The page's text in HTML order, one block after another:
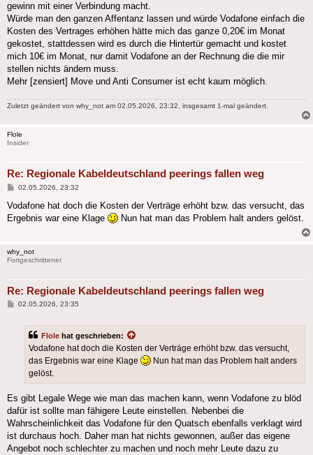
gewinn mit einer Verbindung macht.
Würde man den ganzen Affentanz lassen und würde Vodafone einfach die
Kosten des Vertrages erhöhen hätte mich das ganze 0,20€ im Monat
gekostet, stattdessen wird es durch die Hintertür gemacht und kostet
mich 10€ im Monat, nur damit Vodafone an der Rechnung die die mir
stellen nichts ändern muss.
Mehr [zensiert] Move und Anti Consumer ist echt kaum möglich.
Zuletzt geändert von why_not am 02.05.2026, 23:32, insgesamt 1-mal geändert.
Flole
Insider
Re: Regionale Kabeldeutschland peerings fallen weg
Beitrag
02.05.2026, 23:32
Vodafone hat doch die Kosten der Verträge erhöht bzw. das versucht, das
Ergebnis war eine Klage
Nun hat man das Problem halt anders gelöst.
why_not
Fortgeschrittener
Re: Regionale Kabeldeutschland peerings fallen weg
Beitrag
02.05.2026, 23:35
Flole hat geschrieben:
Vodafone hat doch die Kosten der Verträge erhöht bzw. das versucht,
das Ergebnis war eine Klage
Nun hat man das Problem halt anders
gelöst.
Es gibt Legale Wege wie man das machen kann, wenn Vodafone zu blöd
dafür ist sollte man fähigere Leute einstellen. Nebenbei die
Wahrscheinlichkeit das Vodafone für den Quatsch ebenfalls verklagt wird
ist durchaus hoch. Daher man hat nichts gewonnen, außer das eigene
Angebot noch schlechter zu machen und noch mehr Leute dazu zu